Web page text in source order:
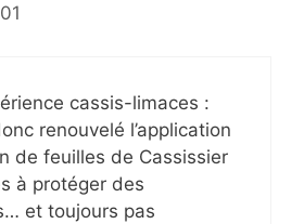
cassis-limaces :
renouvelé l’application
de feuilles de Cassissier
à protéger des
et toujours pas